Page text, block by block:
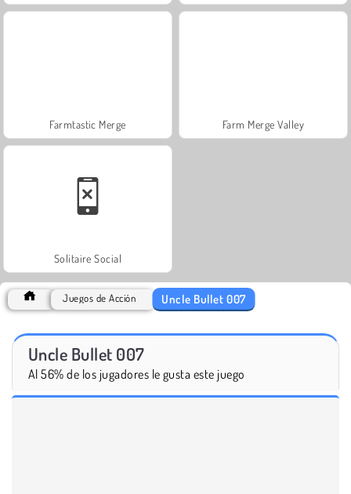
Farmtastic Merge Farm Merge Valley
Solitaire Social
Juegos de Acción Uncle Bullet 007
Uncle Bullet 007
Al 56% de los jugadores le gusta este juego